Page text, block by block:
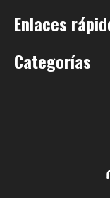
Enlaces
Categorías